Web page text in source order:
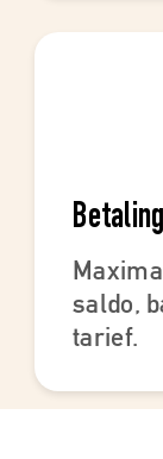
saldo,
tarief.